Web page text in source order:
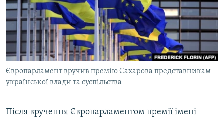
ВІДЕОУРОКИ «ELIFBE»
СВІДЧЕННЯ ОКУПАЦІЇ
УКРАЇНСЬКА ПРОБЛЕМА КРИМУ
ІНФОГРАФІКА
Русский
Qırımtatar
ДОЛУЧАЙСЯ!
Європарламент вручив премію Сахарова представникам
української влади та суспільства
Після вручення Європарламентом премії імені